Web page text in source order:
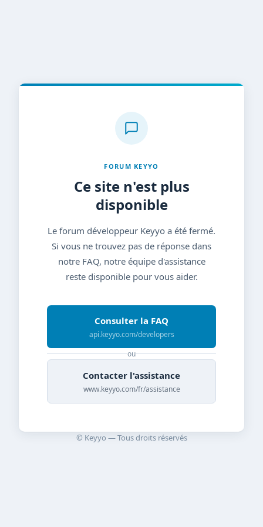
FORUM KEYYO
Ce site n'est plus
disponible
Le forum développeur Keyyo a été fermé.
Si vous ne trouvez pas de réponse dans
notre FAQ, notre équipe d'assistance
reste disponible pour vous aider.
Consulter la FAQ
api.keyyo.com/developers
ou
Contacter l'assistance
www.keyyo.com/fr/assistance
© Keyyo — Tous droits réservés